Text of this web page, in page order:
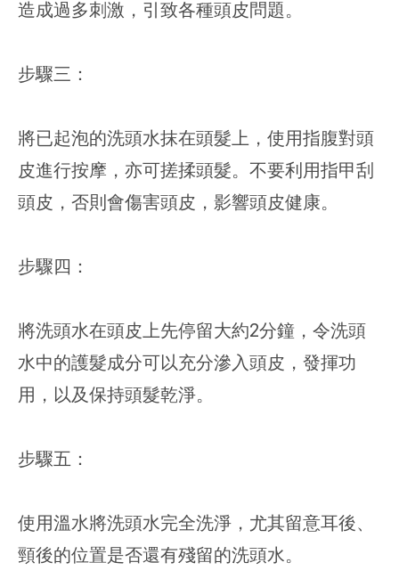
造成過多刺激，引致各種頭皮問題。
步驟三：
將已起泡的洗頭水抹在頭髮上，使用指腹對頭
皮進行按摩，亦可搓揉頭髮。不要利用指甲刮
頭皮，否則會傷害頭皮，影響頭皮健康。
步驟四：
將洗頭水在頭皮上先停留大約2分鐘，令洗頭
水中的護髮成分可以充分滲入頭皮，發揮功
用，以及保持頭髮乾淨。
步驟五：
使用溫水將洗頭水完全洗淨，尤其留意耳後、
頸後的位置是否還有殘留的洗頭水。